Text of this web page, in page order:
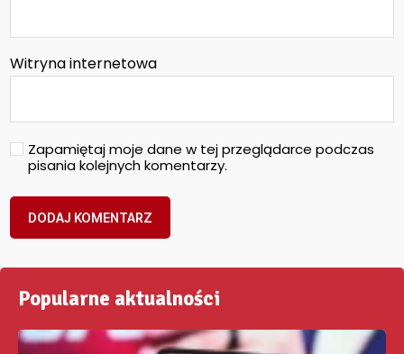
Witryna internetowa
Zapamiętaj moje dane w tej przeglądarce podczas
pisania kolejnych komentarzy.
Popularne aktualności